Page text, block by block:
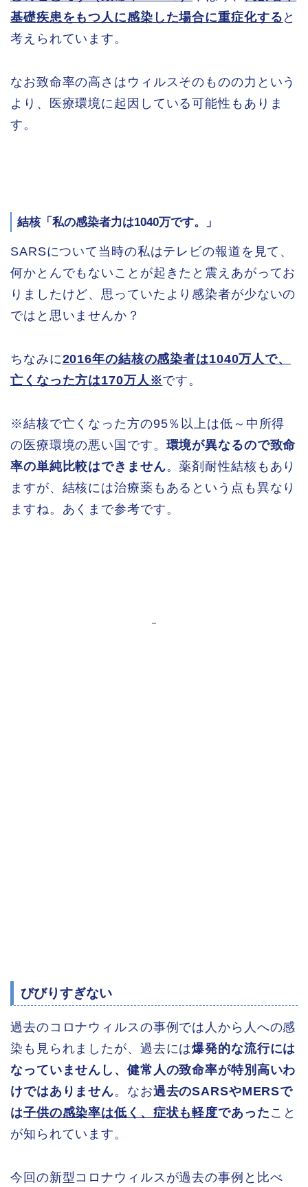
基礎疾患をもつ人に感染した場合に重症化する と
考えられています。
なお致命率の高さはウィルスそのものの力という
より、医療環境に起因している可能性もありま
す。
結核「私の感染者力は1040万です。」
SARSについて当時の私はテレビの報道を見て、
何かとんでもないことが起きたと震えあがってお
りましたけど、思っていたより感染者が少ないの
ではと思いませんか？
ちなみに2016年の結核の感染者は1040万人で、
亡くなった方は170万人※です。
※結核で亡くなった方の95％以上は低～中所得
の医療環境の悪い国です。 環境が異なるので致命
率の単純比較はできません。薬剤耐性結核もあり
ますが、結核には治療薬もあるという点も異なり
ますね。あくまで参考です。
びびりすぎない
過去のコロナウィルスの事例では人から人への感
染も見られましたが、過去には爆発的な流行には
なっていませんし、健常人の致命率が特別高いわ
けではありません。なお過去のSARSやMERSで
は子供の感染率は低く、症状も軽度であった こと
が知られています。
今回の新型コロナウィルスが過去の事例と比べ